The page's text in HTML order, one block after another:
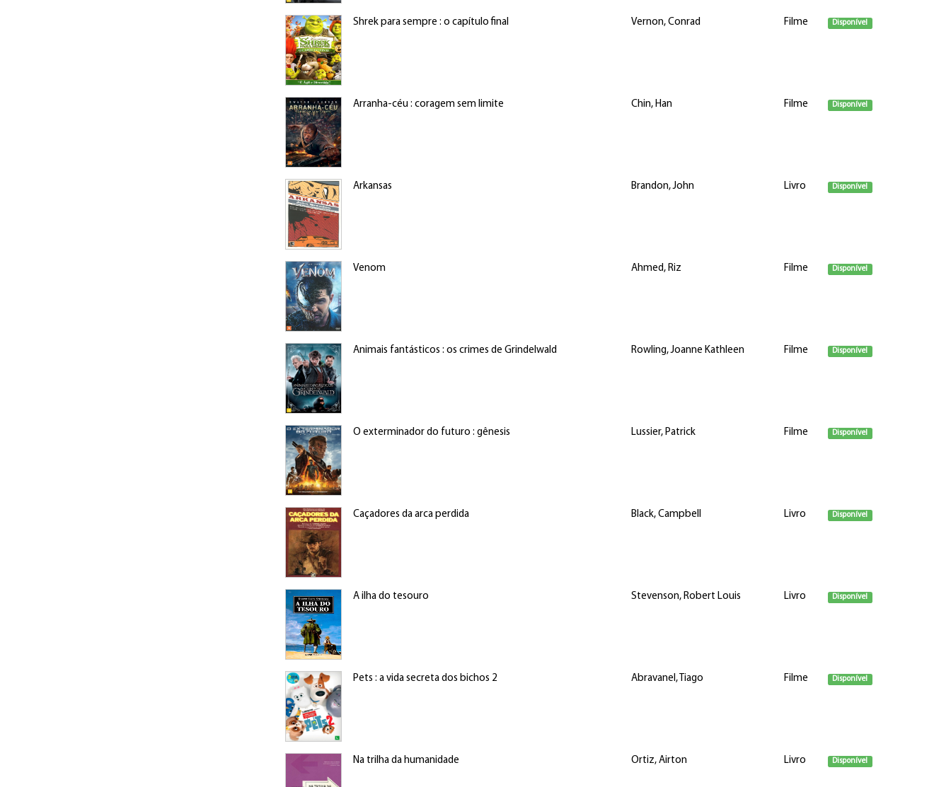
Shrek para sempre : o capítulo final Vernon, Conrad Filme Disponível
Arranha-céu : coragem sem limite Chin, Han Filme Disponível
Arkansas Brandon, John Livro Disponível
Venom Ahmed, Riz Filme Disponível
Animais fantásticos : os crimes de Grindelwald Rowling, Joanne Kathleen Filme Disponível
O exterminador do futuro : gênesis Lussier, Patrick Filme Disponível
Caçadores da arca perdida Black, Campbell Livro Disponível
A ilha do tesouro Stevenson, Robert Louis Livro Disponível
Pets : a vida secreta dos bichos 2 Abravanel, Tiago Filme Disponível
Na trilha da humanidade Ortiz, Airton Livro Disponível